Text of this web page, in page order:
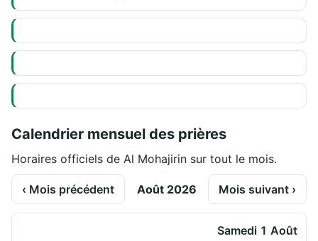
Calendrier mensuel des prières
Horaires officiels de Al Mohajirin sur tout le mois.
‹ Mois précédent Août 2026 Mois suivant ›
Samedi 1 Août